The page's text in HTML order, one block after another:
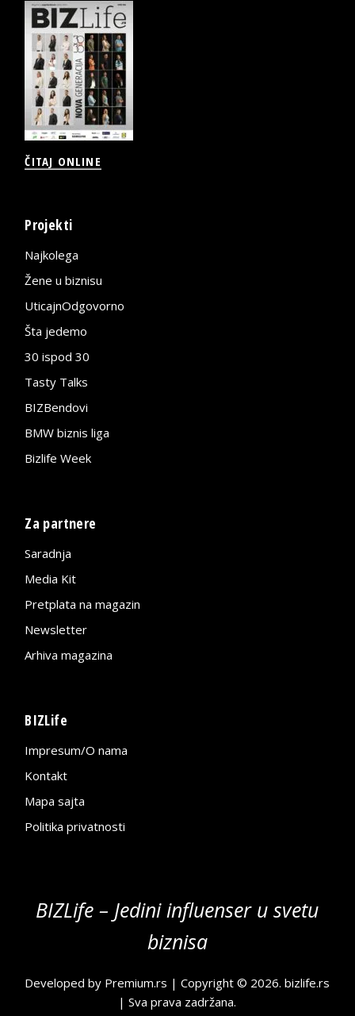
ČITAJ ONLINE
Projekti
Najkolega
Žene u biznisu
UticajnOdgovorno
Šta jedemo
30 ispod 30
Tasty Talks
BIZBendovi
BMW biznis liga
Bizlife Week
Za partnere
Saradnja
Media Kit
Pretplata na magazin
Newsletter
Arhiva magazina
BIZLife
Impresum/O nama
Kontakt
Mapa sajta
Politika privatnosti
BIZLife – Jedini influenser u svetu
biznisa
Developed by Premium.rs | Copyright © 2026.bizlife.rs
| Sva prava zadržana.